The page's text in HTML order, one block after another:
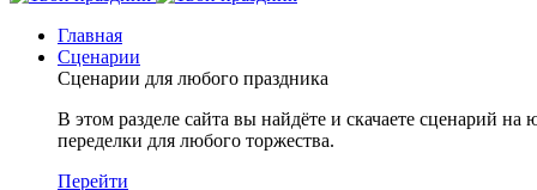
Главная
Сценарии
Сценарии для любого праздника
В этом разделе сайта вы найдёте и скачаете сценарий
переделки для любого торжества.
Перейти